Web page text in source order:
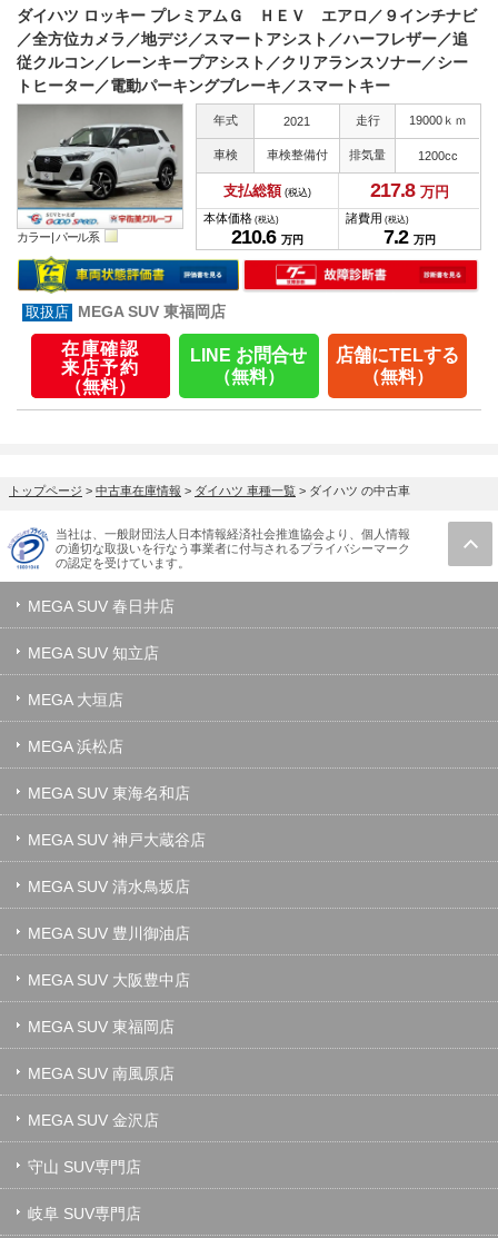
ダイハツ ロッキー プレミアムＧ ＨＥＶ エアロ／９インチナビ
／全方位カメラ／地デジ／スマートアシスト／ハーフレザー／追
従クルコン／レーンキープアシスト／クリアランスソナー／シー
トヒーター／電動パーキングブレーキ／スマートキー
カラー | パール系
年式 2021 走行 19000ｋｍ
車検 車検整備付 排気量 1200cc
支払総額 (税込) 217.8 万円
本体価格 (税込)
210.6 万円
諸費用 (税込)
7.2 万円
MEGA SUV 東福岡店
在庫確認
来店予約
（無料）
LINE お問合せ
（無料）
店舗にTELする
（無料）
トップページ > 中古車在庫情報 > ダイハツ 車種一覧 > ダイハツ の中古車
当社は、一般財団法人日本情報経済社会推進協会より、個人情報
の適切な取扱いを行なう事業者に付与されるプライバシーマーク
の認定を受けています。
MEGA SUV 春日井店
MEGA SUV 知立店
MEGA 大垣店
MEGA 浜松店
MEGA SUV 東海名和店
MEGA SUV 神戸大蔵谷店
MEGA SUV 清水鳥坂店
MEGA SUV 豊川御油店
MEGA SUV 大阪豊中店
MEGA SUV 東福岡店
MEGA SUV 南風原店
MEGA SUV 金沢店
守山 SUV専門店
岐阜 SUV専門店